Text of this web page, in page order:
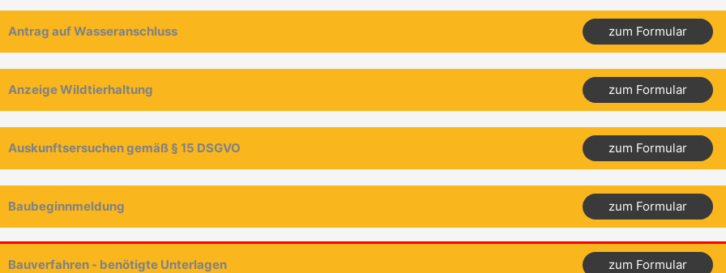
Antrag auf Wasseranschluss zum Formular
Anzeige Wildtierhaltung zum Formular
Auskunftsersuchen gemäß § 15 DSGVO zum Formular
Baubeginnmeldung zum Formular
Bauverfahren - benötigte Unterlagen zum Formular